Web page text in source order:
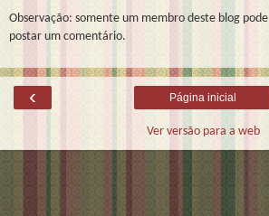
Observação: somente um membro deste blog pode
postar um comentário.
‹ Página inicial
Ver versão para a web